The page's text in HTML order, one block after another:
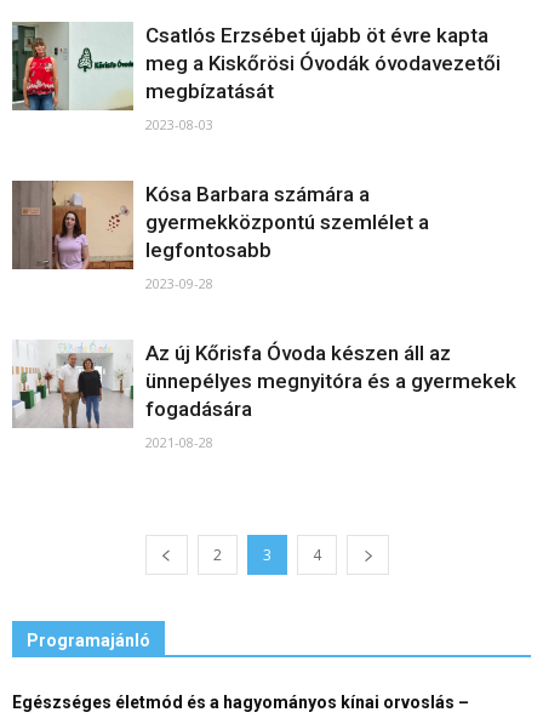
Csatlós Erzsébet újabb öt évre kapta
meg a Kiskőrösi Óvodák óvodavezetői
megbízatását
2023-08-03
Kósa Barbara számára a
gyermekközpontú szemlélet a
legfontosabb
2023-09-28
Az új Kőrisfa Óvoda készen áll az
ünnepélyes megnyitóra és a gyermekek
fogadására
2021-08-28
2 3 4
Programajánló
Egészséges életmód és a hagyományos kínai orvoslás –